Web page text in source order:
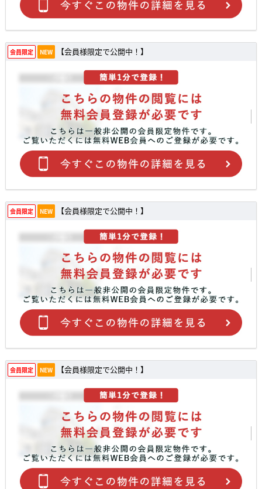
会員限定 NEW 【会員様限定で公開中！】
会員限定 NEW 【会員様限定で公開中！】
会員限定 NEW 【会員様限定で公開中！】